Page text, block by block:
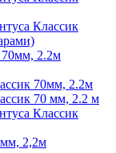
Классик
2.2м
70мм, 2.2м
70 мм, 2.2 м
Классик
2,2м